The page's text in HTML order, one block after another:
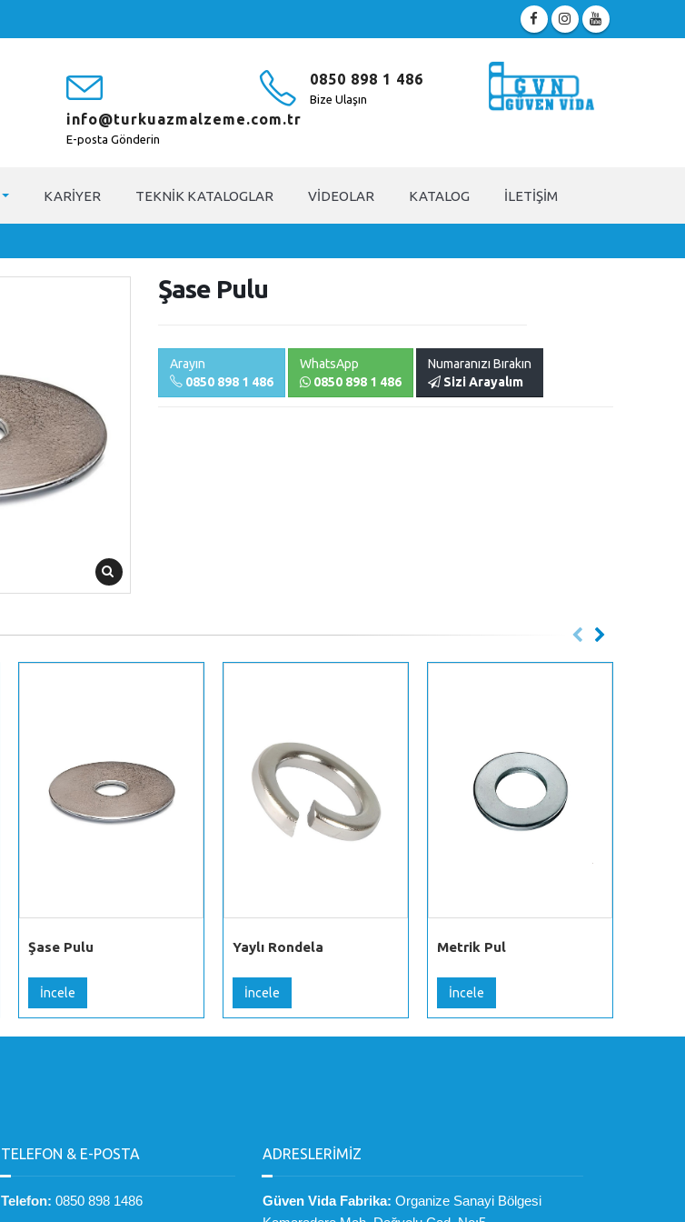
info@turkuazmalzeme.com.tr
E-posta Gönderin
0850 898 1 486
Bize Ulaşın
KARIYER TEKNIK KATALOGLAR VIDEOLAR KATALOG İLETIŞIM
Şase Pulu
Arayın
0850 898 1 486
WhatsApp
0850 898 1 486
Numaranızı Bırakın
Sizi Arayalım
Şase Pulu
İncele
Yaylı Rondela
İncele
Metrik Pul
İncele
TELEFON & E-POSTA
Telefon: 0850 898 1486
ADRESLERİMİZ
Güven Vida Fabrika: Organize Sanayi Bölgesi